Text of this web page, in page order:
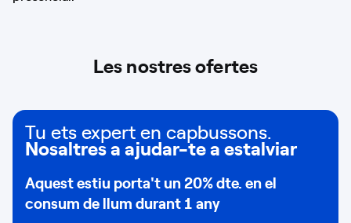
Les nostres ofertes
Tu ets expert en capbussons.
Nosaltres a ajudar-te a estalviar
Aquest estiu porta't un20% dte.en el
consum dellum durant 1 any